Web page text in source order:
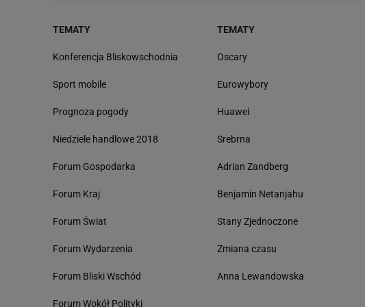
TEMATY
Konferencja Bliskowschodnia
Sport mobile
Prognoza pogody
Niedziele handlowe 2018
Forum Gospodarka
Forum Kraj
Forum Świat
Forum Wydarzenia
Forum Bliski Wschód
Forum Wokół Polityki
TEMATY
Oscary
Eurowybory
Huawei
Srebrna
Adrian Zandberg
Benjamin Netanjahu
Stany Zjednoczone
Zmiana czasu
Anna Lewandowska